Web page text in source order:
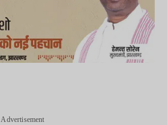
Advertisement